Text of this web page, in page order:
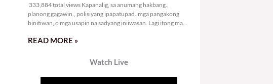
333,884 total views Kapanalig, sa anumang hakbang.,
planong gagawin., polisiyang ipapatupad.,mga pangakong
binitiwan, o mga usapin na sadyang iniiwasan. Lagi itong may
READ MORE »
Watch Live